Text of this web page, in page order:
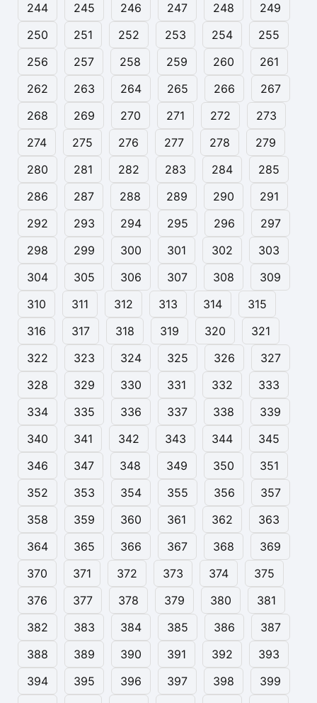
244
245 246 247 248
249
250
251 252 253 254
255
256
257 258 259 260
261
262
263 264 265 266
267
268
269 270 271 272
273
274
275 276 277 278
279
280
281 282 283 284
285
286
287 288 289 290
291
292
293 294 295 296
297
298
299 300 301 302
303
304
305 306 307 308
309
310
311 312 313 314
315
316
317 318 319 320
321
322
323 324 325 326
327
328
329 330 331 332
333
334
335 336 337 338
339
340
341 342 343 344
345
346
347 348 349 350
351
352
353 354 355 356
357
358
359 360 361 362
363
364
365 366 367 368
369
370
371 372 373 374
375
376
377 378 379 380
381
382
383 384 385 386
387
388
389 390 391 392
393
394
395 396 397 398
399